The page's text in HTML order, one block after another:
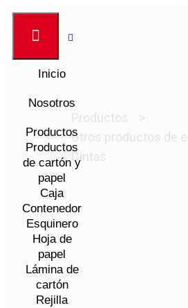
Inicio
Nosotros
Productos
Productos
de cartón y
papel
Caja
Contenedor
Esquinero
Hoja de
papel
Lámina de
cartón
Rejilla
Productos
>
Otros productos de
Cintas